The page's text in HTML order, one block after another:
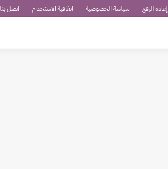
الرفع سياسة الخصوصية اتفاقية الاستخدام اتصل بنا